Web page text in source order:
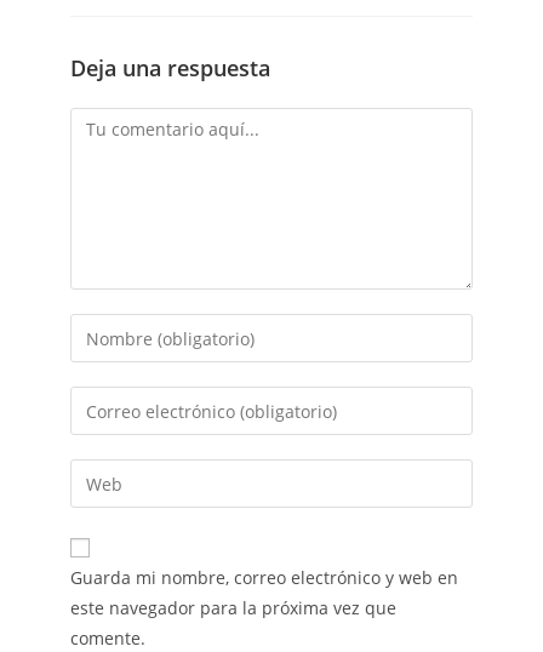
Deja una respuesta
Guarda mi nombre, correo electrónico y web en
este navegador para la próxima vez que
comente.